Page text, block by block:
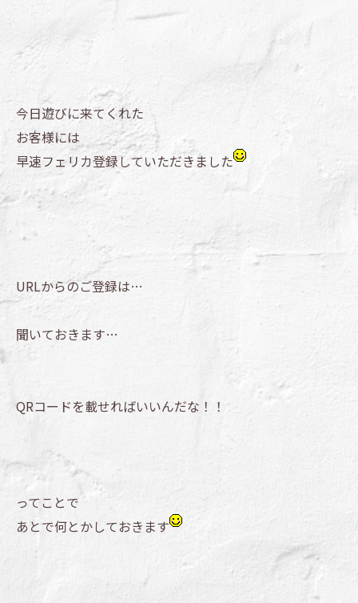
今日遊びに来てくれた
お客様には
早速フェリカ登録していただきました
URLからのご登録は…
聞いておきます…
QRコードを載せればいいんだな！！
ってことで
あとで何とかしておきます